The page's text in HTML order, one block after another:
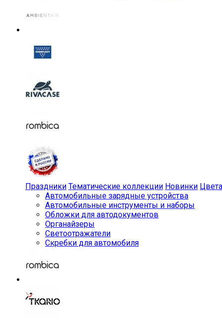
Праздники Тематические коллекции Новинки Цвета
Автомобильные зарядные устройства
Автомобильные инструменты и наборы
Обложки для автодокументов
Органайзеры
Светоотражатели
Скребки для автомобиля